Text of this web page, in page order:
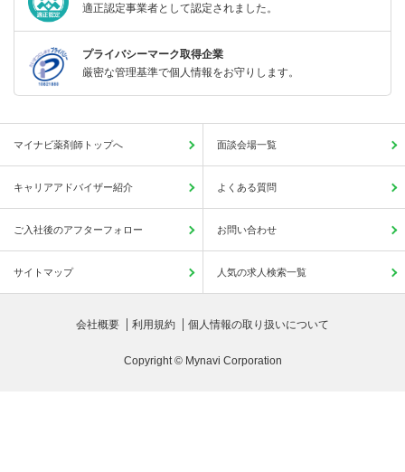
適正認定事業者として認定されました。
プライバシーマーク取得企業
厳密な管理基準で個人情報をお守りします。
マイナビ薬剤師トップへ 面談会場一覧
キャリアアドバイザー紹介 よくある質問
ご入社後のアフターフォロー お問い合わせ
サイトマップ 人気の求人検索一覧
会社概要 利用規約 個人情報の取り扱いについて
Copyright © Mynavi Corporation